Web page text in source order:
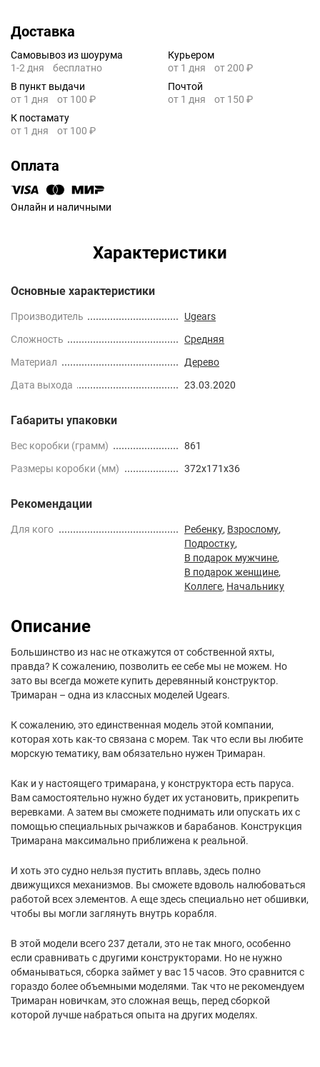
Доставка
Самовывоз из шоурума
1-2 дня
бесплатно
Курьером
от 1 дня
от 200 ₽
В пункт выдачи
от 1 дня
от 100 ₽
Почтой
от 1 дня
от 150 ₽
К постамату
от 1 дня
от 100 ₽
Оплата
Онлайн и наличными
Характеристики
Основные характеристики
Производитель
Ugears
Сложность
Средняя
Материал
Дерево
Дата выхода
23.03.2020
Габариты упаковки
Вес коробки (грамм)
861
Размеры коробки (мм)
372x171x36
Рекомендации
Для кого Ребенку, Взрослому,
Подростку,
В подарок мужчине,
В подарок женщине,
Коллеге, Начальнику
Описание
Большинство из нас не откажутся от собственной яхты,
правда? К сожалению, позволить ее себе мы не можем. Но
зато вы всегда можете купить деревянный конструктор.
Тримаран – одна из классных моделей Ugears.
К сожалению, это единственная модель этой компании,
которая хоть как-то связана с морем. Так что если вы любите
морскую тематику, вам обязательно нужен Тримаран.
Как и у настоящего тримарана, у конструктора есть паруса.
Вам самостоятельно нужно будет их установить, прикрепить
веревками. А затем вы сможете поднимать или опускать их с
помощью специальных рычажков и барабанов. Конструкция
Тримарана максимально приближена к реальной.
И хоть это судно нельзя пустить вплавь, здесь полно
движущихся механизмов. Вы сможете вдоволь налюбоваться
работой всех элементов. А еще здесь специально нет обшивки,
чтобы вы могли заглянуть внутрь корабля.
В этой модели всего 237 детали, это не так много, особенно
если сравнивать с другими конструкторами. Но не нужно
обманываться, сборка займет у вас 15 часов. Это сравнится с
гораздо более объемными моделями. Так что не рекомендуем
Тримаран новичкам, это сложная вещь, перед сборкой
которой лучше набраться опыта на других моделях.